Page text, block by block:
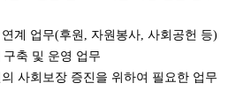
계 업무(후원, 자원봉사, 사회공헌 등)
축 및 운영 업무
사회보장 증진을 위하여 필요한 업무